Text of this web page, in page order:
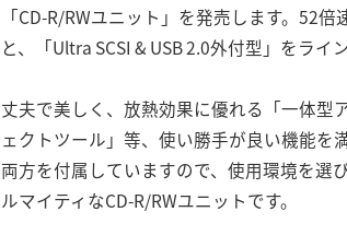
「CD-R/RWユニット」を発売します。52
と、「Ultra SCSI & USB 2.0外付型」をライ
丈夫で美しく、放熱効果に優れる「一体型
ェクトツール」等、使い勝手が良い機能を
両方を付属していますので、使用環境を選
ルマイティなCD-R/RWユニットです。